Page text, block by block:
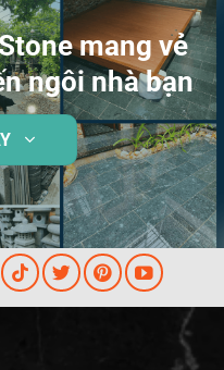
mang vẻ
ngôi nhà bạn